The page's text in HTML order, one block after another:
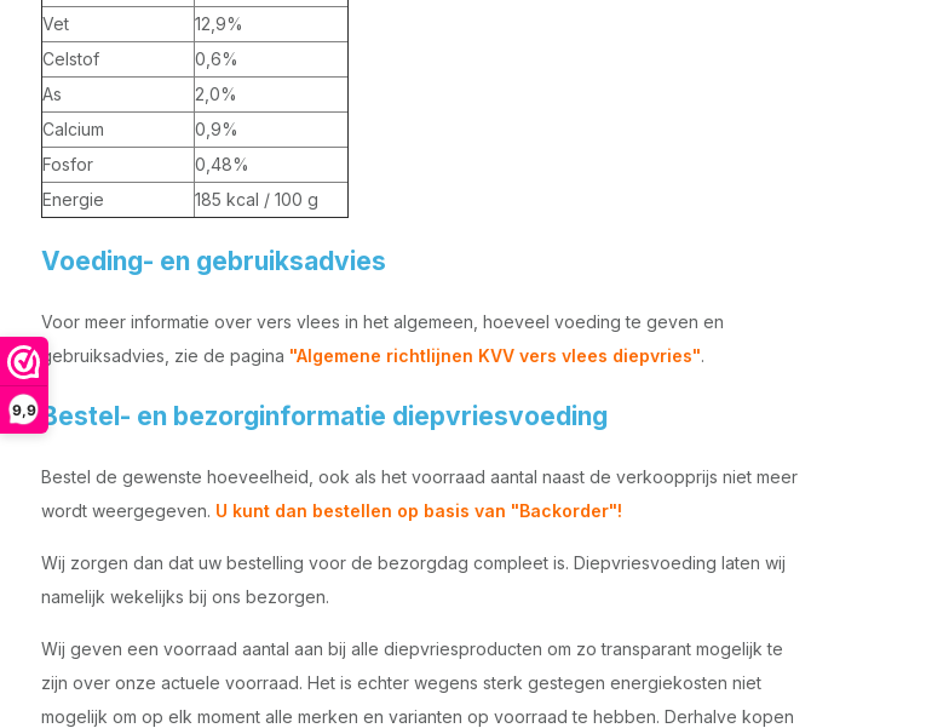
9,9
Vet
12,9%
Celstof
0,6%
As
2,0%
Calcium
0,9%
Fosfor
0,48%
Energie
185 kcal / 100 g
Voeding- en gebruiksadvies
Voor meer informatie over vers vlees in het algemeen, hoeveel voeding te geven en
gebruiksadvies, zie de pagina "Algemene richtlijnen KVV vers vlees diepvries".
Bestel- en bezorginformatie diepvriesvoeding
Bestel de gewenste hoeveelheid, ook als het voorraad aantal naast de verkoopprijs niet meer
wordt weergegeven. U kunt dan bestellen op basis van "Backorder"!
Wij zorgen dan dat uw bestelling voor de bezorgdag compleet is. Diepvriesvoeding laten wij
namelijk wekelijks bij ons bezorgen.
Wij geven een voorraad aantal aan bij alle diepvriesproducten om zo transparant mogelijk te
zijn over onze actuele voorraad. Het is echter wegens sterk gestegen energiekosten niet
mogelijk om op elk moment alle merken en varianten op voorraad te hebben. Derhalve kopen